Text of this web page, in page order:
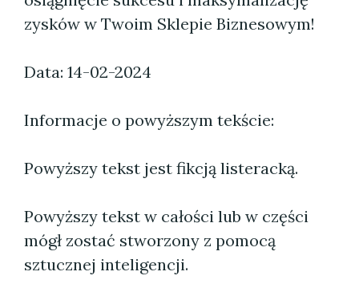
zysków w Twoim Sklepie Biznesowym!
Data: 14-02-2024
Informacje o powyższym tekście:
Powyższy tekst jest fikcją listeracką.
Powyższy tekst w całości lub w części
mógł zostać stworzony z pomocą
sztucznej inteligencji.